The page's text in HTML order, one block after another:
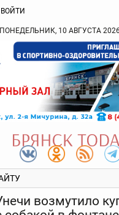
ВОЙТИ
ПОНЕДЕЛЬНИК, 10 АВГУСТА
возмутило